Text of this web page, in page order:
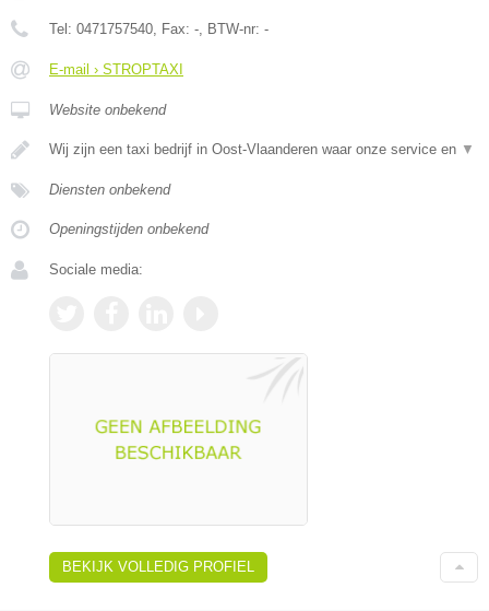
Tel: 0471757540 , Fax: - , BTW-nr: -
E-mail › STROPTAXI
Website onbekend
Wij zijn een taxi bedrijf in Oost-Vlaanderen waar onze service en ▼
Diensten onbekend
Openingstijden onbekend
Sociale media:
BEKIJK VOLLEDIG PROFIEL